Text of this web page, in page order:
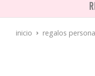
inicio regalos